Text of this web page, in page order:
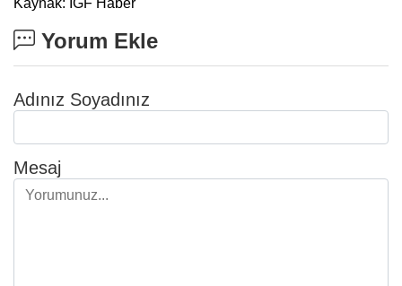
Kaynak: İGF Haber
Yorum Ekle
Adınız Soyadınız
Mesaj